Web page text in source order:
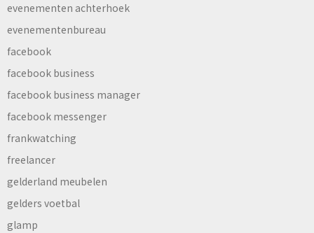
evenementen achterhoek
evenementenbureau
facebook
facebook business
facebook business manager
facebook messenger
frankwatching
freelancer
gelderland meubelen
gelders voetbal
glamp